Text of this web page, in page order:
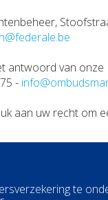
antwoord van
-
aan uw recht om
te